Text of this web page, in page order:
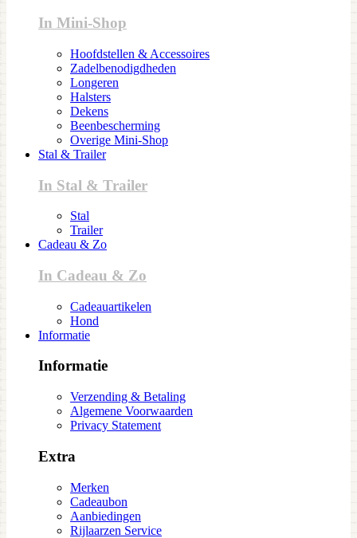
In Mini-Shop
Hoofdstellen & Accessoires
Zadelbenodigdheden
Longeren
Halsters
Dekens
Beenbescherming
Overige Mini-Shop
Stal & Trailer
In Stal & Trailer
Stal
Trailer
Cadeau & Zo
In Cadeau & Zo
Cadeauartikelen
Hond
Informatie
Informatie
Verzending & Betaling
Algemene Voorwaarden
Privacy Statement
Extra
Merken
Cadeaubon
Aanbiedingen
Rijlaarzen Service